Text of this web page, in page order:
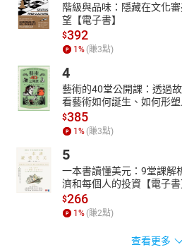
階級與品味：隱藏在文化
望【電子書】
$392
1 % (賺3點)
4
藝術的40堂公開課：透過
看藝術如何誕生、如何形塑
$385
1 % (賺3點)
5
一本書讀懂美元：9堂課解
濟和每個人的投資【電子書
$266
1 % (賺2點)
查看更多